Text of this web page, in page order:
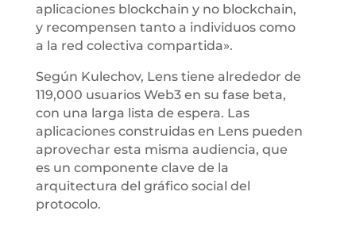
aplicaciones blockchain y no blockchain,
y recompensen tanto a individuos como
a la red colectiva compartida».
Según Kulechov, Lens tiene alrededor de
119,000 usuarios Web3 en su fase beta,
con una larga lista de espera. Las
aplicaciones construidas en Lens pueden
aprovechar esta misma audiencia, que
es un componente clave de la
arquitectura del gráfico social del
protocolo.